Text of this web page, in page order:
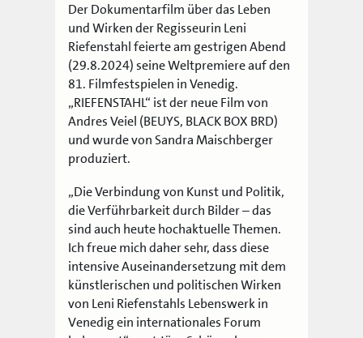
Der Dokumentarfilm über das Leben
und Wirken der Regisseurin Leni
Riefenstahl feierte am gestrigen Abend
(29.8.2024) seine Weltpremiere auf den
81. Filmfestspielen in Venedig.
„RIEFENSTAHL“ ist der neue Film von
Andres Veiel (BEUYS, BLACK BOX BRD)
und wurde von Sandra Maischberger
produziert.
„Die Verbindung von Kunst und Politik,
die Verführbarkeit durch Bilder – das
sind auch heute hochaktuelle Themen.
Ich freue mich daher sehr, dass diese
intensive Auseinandersetzung mit dem
künstlerischen und politischen Wirken
von Leni Riefenstahls Lebenswerk in
Venedig ein internationales Forum